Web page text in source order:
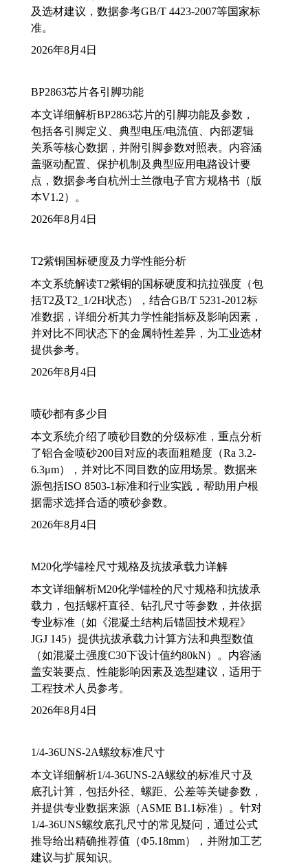
及选材建议，数据参考GB/T 4423-2007等国家标
准。
2026年8月4日
BP2863芯片各引脚功能
本文详细解析BP2863芯片的引脚功能及参数，
包括各引脚定义、典型电压/电流值、内部逻辑
关系等核心数据，并附引脚参数对照表。内容涵
盖驱动配置、保护机制及典型应用电路设计要
点，数据参考自杭州士兰微电子官方规格书（版
本V1.2）。
2026年8月4日
T2紫铜国标硬度及力学性能分析
本文系统解读T2紫铜的国标硬度和抗拉强度（包
括T2及T2_1/2H状态），结合GB/T 5231-2012标
准数据，详细分析其力学性能指标及影响因素，
并对比不同状态下的金属特性差异，为工业选材
提供参考。
2026年8月4日
喷砂都有多少目
本文系统介绍了喷砂目数的分级标准，重点分析
了铝合金喷砂200目对应的表面粗糙度（Ra 3.2-
6.3μm），并对比不同目数的应用场景。数据来
源包括ISO 8503-1标准和行业实践，帮助用户根
据需求选择合适的喷砂参数。
2026年8月4日
M20化学锚栓尺寸规格及抗拔承载力详解
本文详细解析M20化学锚栓的尺寸规格和抗拔承
载力，包括螺杆直径、钻孔尺寸等参数，并依据
专业标准（如《混凝土结构后锚固技术规程》
JGJ 145）提供抗拔承载力计算方法和典型数值
（如混凝土强度C30下设计值约80kN）。内容涵
盖安装要点、性能影响因素及选型建议，适用于
工程技术人员参考。
2026年8月4日
1/4-36UNS-2A螺纹标准尺寸
本文详细解析1/4-36UNS-2A螺纹的标准尺寸及
底孔计算，包括外径、螺距、公差等关键参数，
并提供专业数据来源（ASME B1.1标准）。针对
1/4-36UNS螺纹底孔尺寸的常见疑问，通过公式
推导给出精确推荐值（Φ5.18mm），并附加工艺
建议与扩展知识。